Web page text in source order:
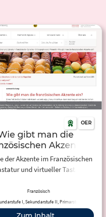
OER
gibt man die
Akzente
ein? —
der Akzente im Französischen
und virtueller Tastatur
Französisch
I, Sekundarstufe II, Primarstufe,
Berufliche Bildung